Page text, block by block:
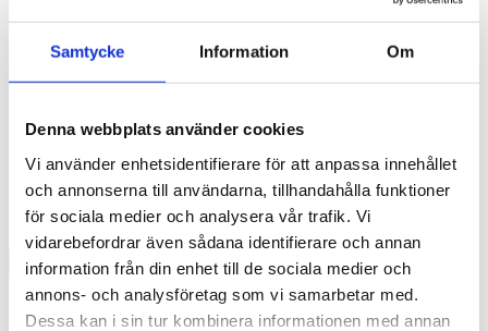
Samtycke Information Om
Denna webbplats använder cookies
Vi använder enhetsidentifierare för att anpassa innehållet
och annonserna till användarna, tillhandahålla funktioner
för sociala medier och analysera vår trafik. Vi
vidarebefordrar även sådana identifierare och annan
information från din enhet till de sociala medier och
annons- och analysföretag som vi samarbetar med.
Dessa kan i sin tur kombinera informationen med annan